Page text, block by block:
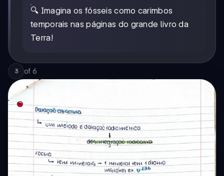
🔍 Imagina os fósseis como carimbos
temporais nas páginas do grande livro da
Terra!
3 of 6